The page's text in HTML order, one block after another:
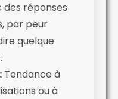
des réponses
par peur
quelque
Tendance à
ou à